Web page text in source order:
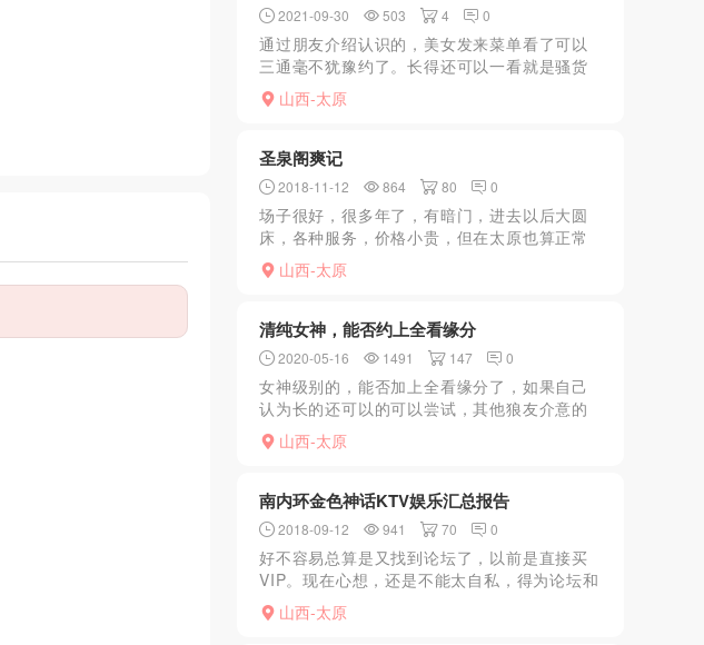
2021-09-30 503 4 0
通过朋友介绍认识的，美女发来菜单看了可以
三通毫不犹豫约了。长得还可以一看就是骚货
一枚，口活一流毒龙做起来也很舒服，性欲真
的很强，三个洞都玩遍了。此类少妇泻火绝对
山西-太原
圣泉阁爽记
2018-11-12 864 80 0
场子很好，很多年了，有暗门，进去以后大圆
床，各种服务，价格小贵，但在太原也算正常
了 山西-太原
清纯女神，能否约上全看缘分
2020-05-16 1491 147 0
女神级别的，能否加上全看缘分了，如果自己
认为长的还可以的可以尝试，其他狼友介意的
勿喷，因为妹子也不是职业，只是偶尔做，下
班比较忙时候可以约，只要约上，绝对会让你
山西-太原
南内环金色神话KTV娱乐汇总报告
2018-09-12 941 70 0
好不容易总算是又找到论坛了，以前是直接买
VIP。现在心想，还是不能太自私，得为论坛和
群狼做些贡献不是！今天好好把我去那KTV的
详情给大家讲讲，格式不正确或内容缺失请坛
山西-太原